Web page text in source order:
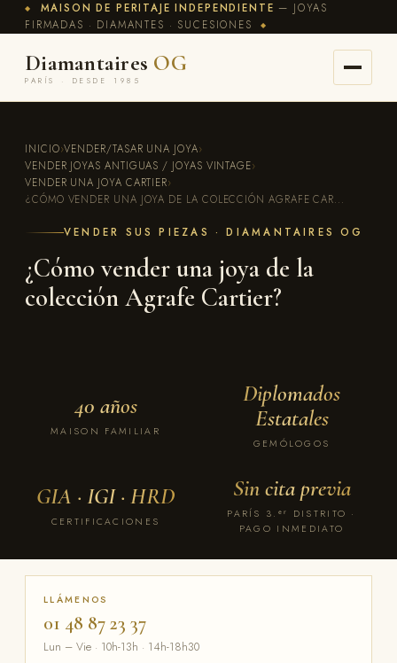
◆ MAISON DE PERITAJE INDEPENDIENTE — JOYAS
FIRMADAS · DIAMANTES · SUCESIONES◆
Diamantaires OG
PARÍS · DESDE 1985
INICIO›VENDER/TASAR UNA JOYA›
VENDER JOYAS ANTIGUAS / JOYAS VINTAGE›
VENDER UNA JOYA CARTIER›
¿CÓMO VENDER UNA JOYA DE LA COLECCIÓN AGRAFE CAR...
VENDER SUS PIEZAS · DIAMANTAIRES OG
¿Cómo vender una joya de la
colección Agrafe Cartier?
40 años
MAISON FAMILIAR
Diplomados
Estatales
GEMÓLOGOS
GIA · IGI · HRD
CERTIFICACIONES
Sin cita previa
PARÍS 3.ᵉʳ DISTRITO ·
PAGO INMEDIATO
LLÁMENOS
01 48 87 23 37
Lun – Vie · 10h-13h · 14h-18h30